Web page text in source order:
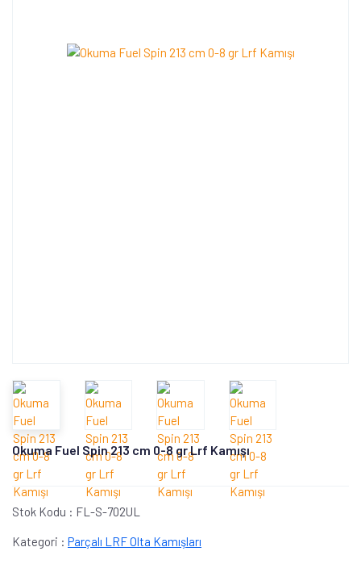
Okuma Fuel Spin 213 cm 0-8 gr Lrf Kamışı
Stok Kodu : FL-S-702UL
Kategori : Parçalı LRF Olta Kamışları